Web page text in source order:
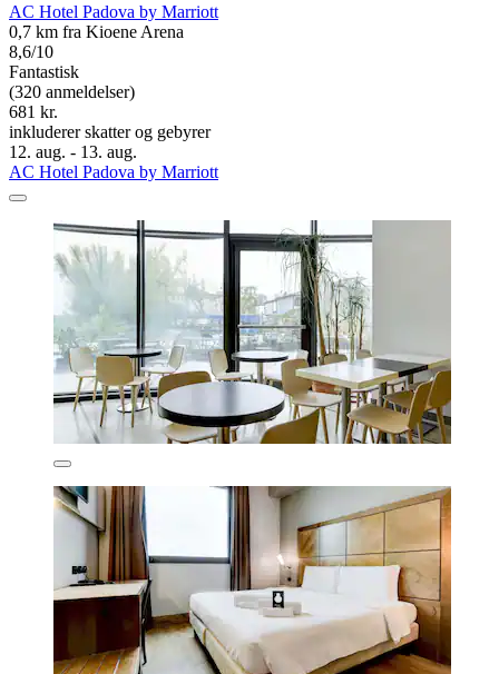
AC Hotel Padova by Marriott
0,7 km fra Kioene Arena
8,6/10
Fantastisk
(320 anmeldelser)
681 kr.
inkluderer skatter og gebyrer
12. aug. - 13. aug.
AC Hotel Padova by Marriott